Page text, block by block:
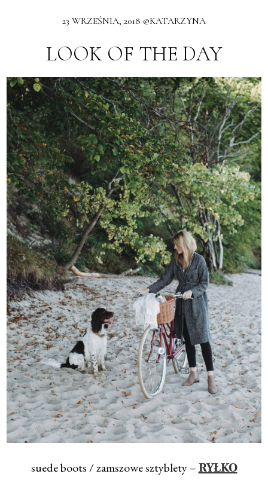
23 WRZEŚNIA, 2018 @KATARZYNA
LOOK OF THE DAY
suede boots / zamszowe sztyblety – RYŁKO